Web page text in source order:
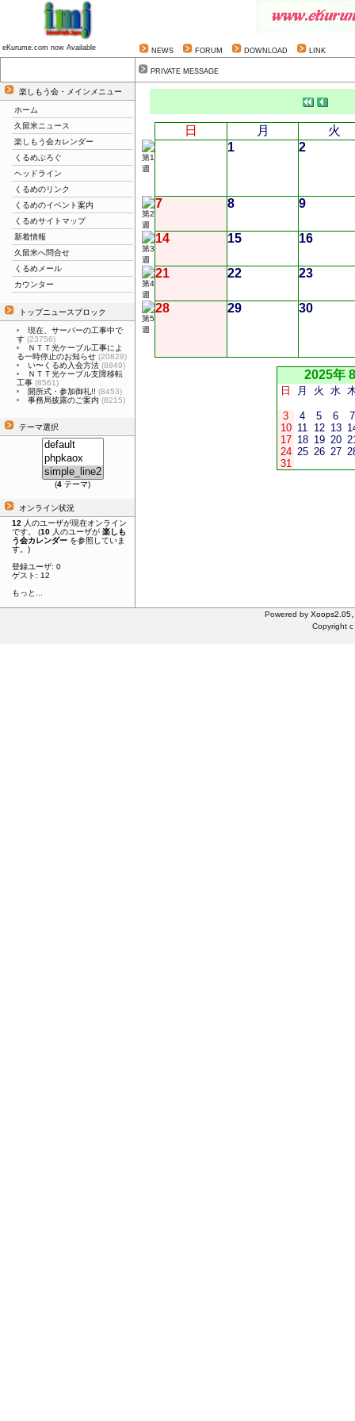
eKurume.com now Available NEWS FORUM DOWNLOAD LINK
PRIVATE MESSAGE
楽しもう会・メインメニュー
ホーム
久留米ニュース
楽しもう会カレンダー
くるめぶろぐ
ヘッドライン
くるめのリンク
くるめのイベント案内
くるめサイトマップ
新着情報
久留米へ問合せ
くるめメール
カウンター
トップニュースブロック
現在、サーバーの工事中で
す (23756)
ＮＴＴ光ケーブル工事によ
る一時停止のお知らせ (20828)
い〜くるめ入会方法 (8849)
ＮＴＴ光ケーブル支障移転
工事 (8561)
開所式・参加御礼!! (8453)
事務局披露のご案内 (8215)
テーマ選択
(4 テーマ)
オンライン状況
12 人のユーザが現在オンライン
です。 (10 人のユーザが 楽しも
う会カレンダー を参照していま
す。)
登録ユーザ: 0
ゲスト: 12
もっと...
日 月
火
1
2
7 8 9
14 15 16
21 22 23
28 29 30
2025年
日 月 火 水
3 4 5 6
7
10 11 12 13
17 18 19 20
24 25 26 27
31
Powered by Xoops2.05
Copyright